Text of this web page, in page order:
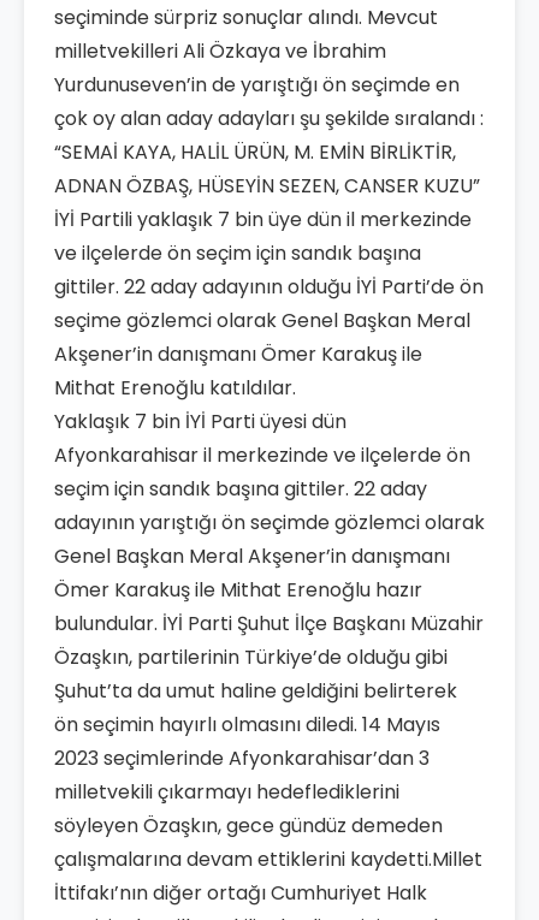
seçiminde sürpriz sonuçlar alındı. Mevcut
milletvekilleri Ali Özkaya ve İbrahim
Yurdunuseven’in de yarıştığı ön seçimde en
çok oy alan aday adayları şu şekilde sıralandı :
“SEMAİ KAYA, HALİL ÜRÜN, M. EMİN BİRLİKTİR,
ADNAN ÖZBAŞ, HÜSEYİN SEZEN, CANSER KUZU”
İYİ Partili yaklaşık 7 bin üye dün il merkezinde
ve ilçelerde ön seçim için sandık başına
gittiler. 22 aday adayının olduğu İYİ Parti’de ön
seçime gözlemci olarak Genel Başkan Meral
Akşener’in danışmanı Ömer Karakuş ile
Mithat Erenoğlu katıldılar.
Yaklaşık 7 bin İYİ Parti üyesi dün
Afyonkarahisar il merkezinde ve ilçelerde ön
seçim için sandık başına gittiler. 22 aday
adayının yarıştığı ön seçimde gözlemci olarak
Genel Başkan Meral Akşener’in danışmanı
Ömer Karakuş ile Mithat Erenoğlu hazır
bulundular. İYİ Parti Şuhut İlçe Başkanı Müzahir
Özaşkın, partilerinin Türkiye’de olduğu gibi
Şuhut’ta da umut haline geldiğini belirterek
ön seçimin hayırlı olmasını diledi. 14 Mayıs
2023 seçimlerinde Afyonkarahisar’dan 3
milletvekili çıkarmayı hedeflediklerini
söyleyen Özaşkın, gece gündüz demeden
çalışmalarına devam ettiklerini kaydetti.Millet
İttifakı’nın diğer ortağı Cumhuriyet Halk